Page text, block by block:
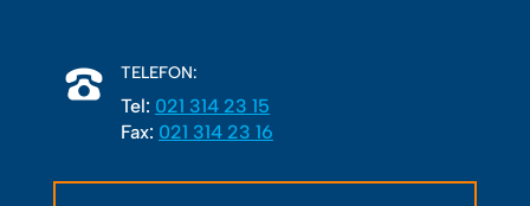
TELEFON:
Tel: 021 314 23 15
Fax: 021 314 23 16